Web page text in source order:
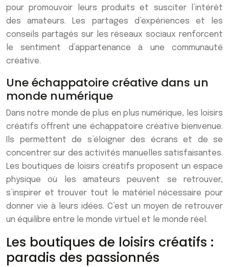
pour promouvoir leurs produits et susciter l’intérêt
des amateurs. Les partages d’expériences et les
conseils partagés sur les réseaux sociaux renforcent
le sentiment d’appartenance à une communauté
créative.
Une échappatoire créative dans un
monde numérique
Dans notre monde de plus en plus numérique, les loisirs
créatifs offrent une échappatoire créative bienvenue.
Ils permettent de s’éloigner des écrans et de se
concentrer sur des activités manuelles satisfaisantes.
Les boutiques de loisirs créatifs proposent un espace
physique où les amateurs peuvent se retrouver,
s’inspirer et trouver tout le matériel nécessaire pour
donner vie à leurs idées. C’est un moyen de retrouver
un équilibre entre le monde virtuel et le monde réel.
Les boutiques de loisirs créatifs :
paradis des passionnés